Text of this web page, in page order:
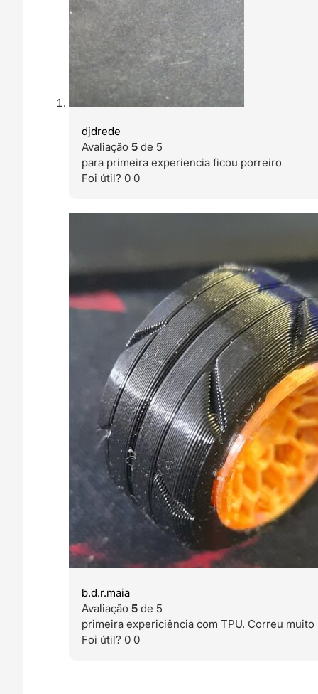
djdrede
Avaliação5 de 5
para primeira experiencia ficou porreiro
Foi útil? 00
b.d.r.maia
Avaliação5 de 5
primeira expericiência com TPU. Correu muito
Foi útil? 00